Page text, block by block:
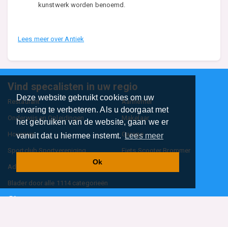
Deze website gebruikt cookies om uw
ervaring te verbeteren. Als u doorgaat met
het gebruiken van de website, gaan we er
vanuit dat u hiermee instemt.Lees meer
Ok
kunstwerk worden benoemd.
Lees meer over Antiek
Vind specalisten in uw regio
Restaurant Aannemer
Onderwijs en Opleidingen Makelaar
Hovenier Garage
Sportclub Sportvereniging Fiets Scooter Brommer
Administratiekantoor
Blader door alle 1114 categorieën
Sitemap